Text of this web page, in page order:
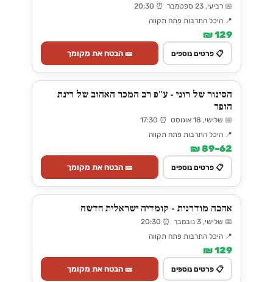
📅 רביעי, 23 ספטמבר ⏰ 20:30
📍 היכל התרבות פתח תקווה
129 ₪
📋 פרטים נוספים 🎫 הבטח את מקומך
הסינור של רוני - ע"פ רב המכר האהוב של רינת
הופר
📅 שלישי, 18 אוגוסט ⏰ 17:30
📍 היכל התרבות פתח תקווה
62–89 ₪
📋 פרטים נוספים 🎫 הבטח את מקומך
אהבה מודרנית - קומדיה ישראלית חדשה
📅 שלישי, 3 נובמבר ⏰ 20:30
📍 היכל התרבות פתח תקווה
129 ₪
📋 פרטים נוספים 🎫 הבטח את מקומך